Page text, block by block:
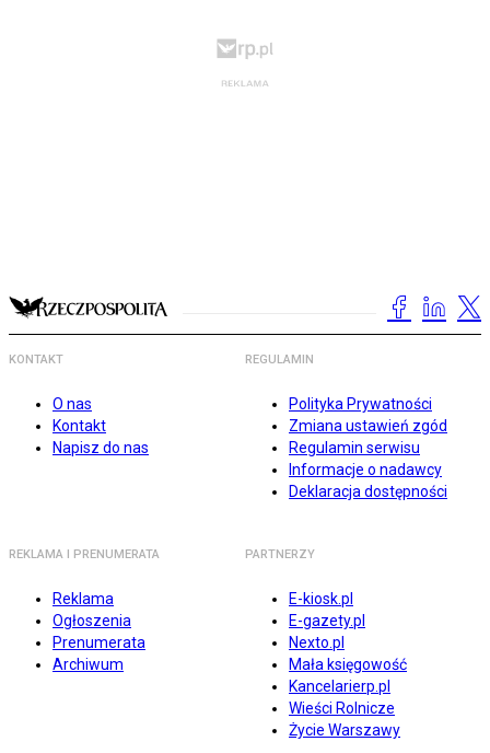
KONTAKT
O nas
Kontakt
Napisz do nas
REGULAMIN
Polityka Prywatności
Zmiana ustawień zgód
Regulamin serwisu
Informacje o nadawcy
Deklaracja dostępności
REKLAMA I PRENUMERATA
Reklama
Ogłoszenia
Prenumerata
Archiwum
PARTNERZY
E-kiosk.pl
E-gazety.pl
Nexto.pl
Mała księgowość
Kancelarierp.pl
Wieści Rolnicze
Życie Warszawy